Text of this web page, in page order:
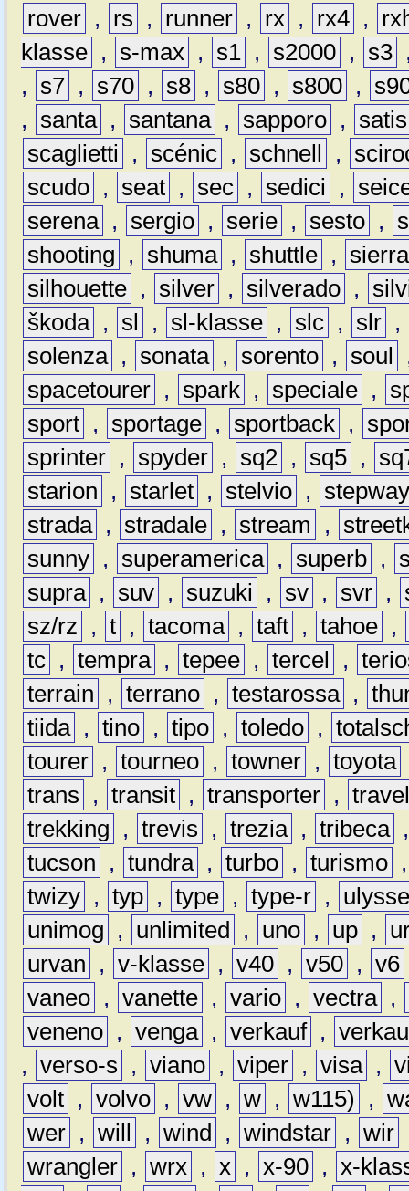
rover , rs , runner , rx , rx4 ,
klasse , s-max , s1 , s2000 , s3
,
s7 , s70 , s8 , s80 , s800 ,
,
santa , santana , sapporo ,
satis
scaglietti
, scénic , schnell ,
scudo , seat , sec , sedici ,
serena , sergio , serie , sesto ,
shooting
, shuma , shuttle ,
sierra
silhouette , silver , silverado ,
škoda , sl , sl-klasse , slc , slr ,
solenza , sonata , sorento , soul
spacetourer , spark , speciale ,
sport , sportage , sportback ,
sprinter , spyder , sq2 , sq5 ,
starion
, starlet , stelvio ,
strada , stradale , stream ,
sunny , superamerica , superb ,
supra , suv , suzuki , sv , svr ,
sz/rz
, t , tacoma , taft , tahoe ,
tc , tempra , tepee , tercel ,
terrain
, terrano , testarossa ,
tiida , tino , tipo , toledo ,
tourer , tourneo , towner , toyota
trans
, transit , transporter ,
trekking
, trevis , trezia , tribeca
tucson
, tundra , turbo , turismo
twizy , typ , type , type-r ,
unimog
, unlimited , uno , up ,
urvan
, v-klasse , v40 , v50 , v6
vaneo , vanette , vario , vectra ,
veneno , venga , verkauf ,
, verso-s , viano , viper , visa ,
volt , volvo , vw , w , w115) ,
wer , will , wind , windstar , wir
wrangler , wrx , x , x-90 , x-